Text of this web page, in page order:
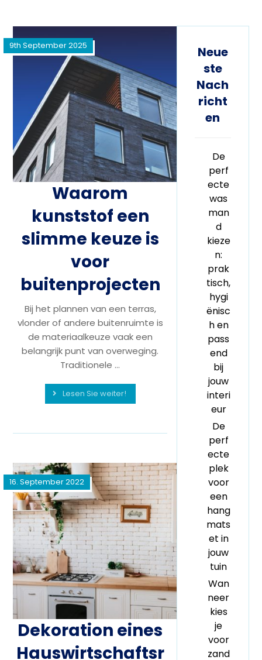
Waarom
kunststof een
slimme keuze is
voor
buitenprojecten
9th September 2025
Bij het plannen van een terras,
vlonder of andere buitenruimte is
de materiaalkeuze vaak een
belangrijk punt van overweging.
Traditionele ...
Lesen Sie weiter!
Dekoration eines
Hauswirtschaftsr
16. September 2022
Neue
ste
Nach
richt
en
De
perf
ecte
was
man
d
kieze
n:
prak
tisch,
hygi
ënisc
h en
pass
end
bij
jouw
interi
eur
De
perf
ecte
plek
voor
een
hang
mats
et in
jouw
tuin
Wan
neer
kies
je
voor
zand